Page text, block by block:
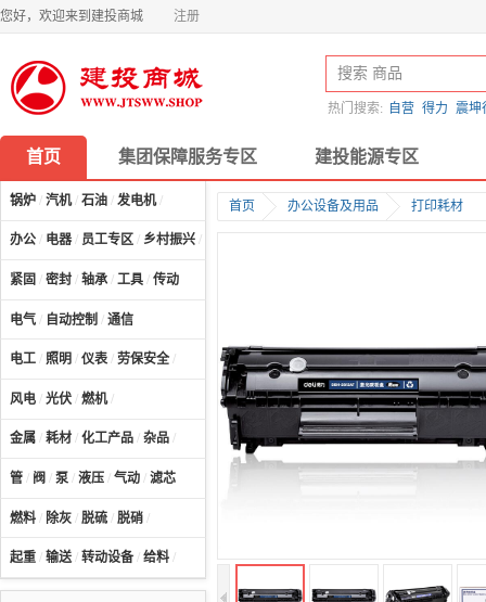
您好，欢迎来到建投商城 注册
热门搜索: 自营 得力 震坤
首页 集团保障服务专区 建投能源专区
锅炉 / 汽机/ 石油 / 发电机/
办公 / 电器 / 员工专区 / 乡村振兴 /
紧固 / 密封 / 轴承 / 工具 / 传动
电气 / 自动控制 / 通信
电工 / 照明 / 仪表 / 劳保安全 /
风电 / 光伏 / 燃机/
金属 / 耗材 / 化工产品 / 杂品 /
管 / 阀 / 泵 / 液压 / 气动 / 滤芯
燃料 / 除灰 / 脱硫 / 脱硝 /
起重 / 输送/ 转动设备 / 给料 /
首页 办公设备及用品 打印耗材